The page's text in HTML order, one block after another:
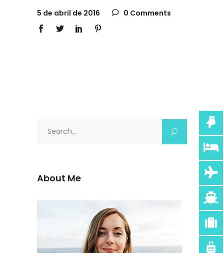
5 de abril de 2016 0 Comments
About Me